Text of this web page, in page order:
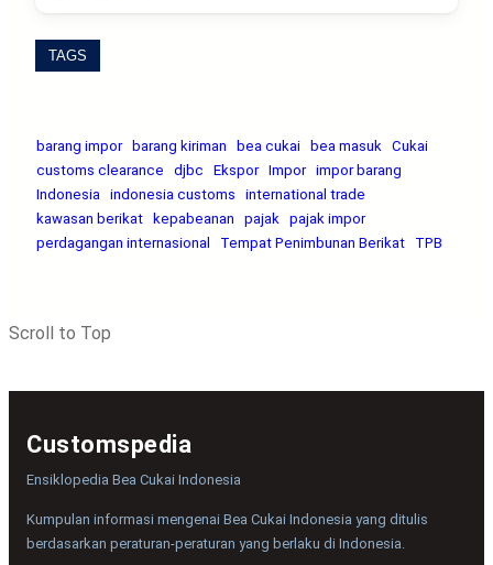
TAGS
barang impor barang kiriman bea cukai bea masuk
Cukai
customs clearance
djbc Ekspor Impor impor barang
Indonesia
indonesia customs
international trade
kawasan berikat
kepabeanan pajak
pajak impor
perdagangan internasional
Tempat Penimbunan Berikat TPB
Scroll to Top
Customspedia
Ensiklopedia Bea Cukai Indonesia
Kumpulan informasi mengenai Bea Cukai Indonesia yang ditulis
berdasarkan peraturan-peraturan yang berlaku di Indonesia.